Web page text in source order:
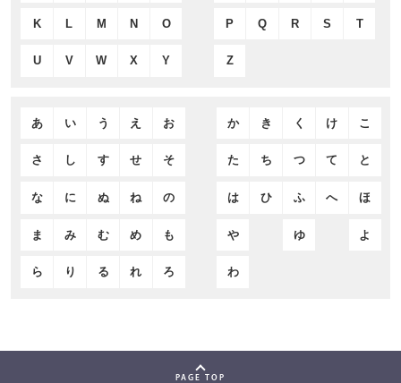
K L M N O P Q R S T
U V W X Y Z
あ い う え お か き く け こ
さ し す せ そ た ち つ て と
な に ぬ ね の は ひ ふ へ ほ
ま み む め も や ゆ よ
ら り る れ ろ わ
PAGE TOP